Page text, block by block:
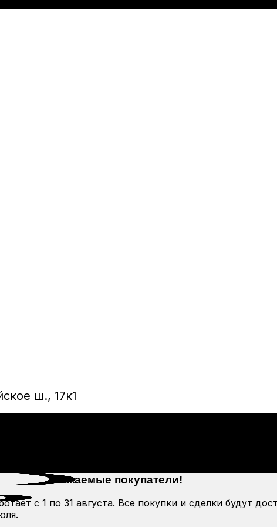
ш., 17к1
Уважаемые покупатели!
с 1 по 31 августа. Все покупки и сделки будут